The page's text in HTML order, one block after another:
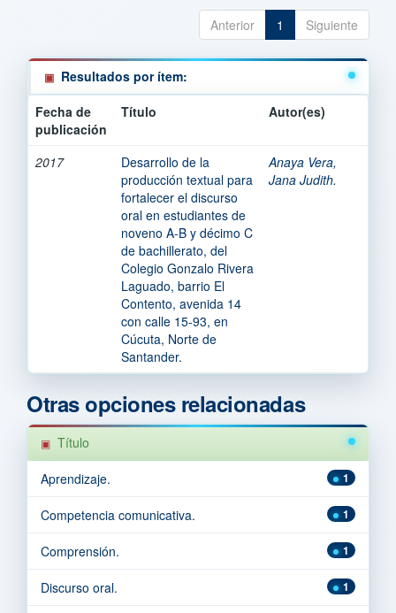
Anterior 1 Siguiente
Resultados por ítem:
Fecha de
publicación
Título Autor(es)
2017
Desarrollo de la
producción textual para
fortalecer el discurso
oral en estudiantes de
noveno A-B y décimo C
de bachillerato, del
Colegio Gonzalo Rivera
Laguado, barrio El
Contento, avenida 14
con calle 15-93, en
Cúcuta, Norte de
Santander.
Anaya Vera,
Jana Judith.
Otras opciones relacionadas
Título
1
Aprendizaje.
1
Competencia comunicativa.
1
Comprensión.
1
Discurso oral.